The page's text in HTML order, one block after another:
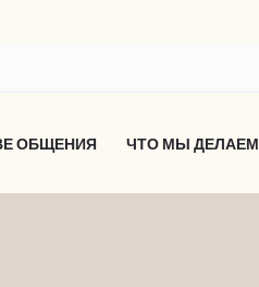
ОБЩЕНИЯ ЧТО МЫ ДЕЛАЕМ